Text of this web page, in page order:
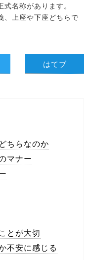
名称があります。
、上座や下座どちらで
はてブ
ちらなのか
マナー
とが大切
不安に感じる